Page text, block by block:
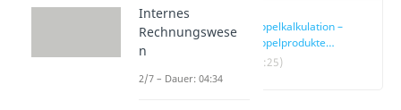
Kuppelkalkulation –
Kuppelprodukte
Definition
(00:25)
Internes
Rechnungswese
n
2/7 – Dauer: 04:34